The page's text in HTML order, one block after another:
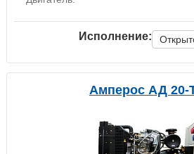
Исполнение:
Амперос АД 20-